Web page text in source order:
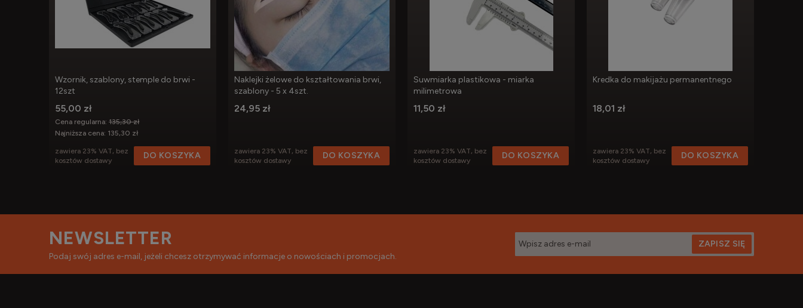
Wzornik, szablony, stemple do brwi -
12szt
55,00 zł
Cena regularna: 135,30 zł
Najniższa cena: 135,30 zł
zawiera 23% VAT, bez
kosztów dostawy
DO KOSZYKA
Naklejki żelowe do kształtowania brwi,
szablony - 5 x 4szt.
24,95 zł
zawiera 23% VAT, bez
kosztów dostawy
DO KOSZYKA
Suwmiarka plastikowa - miarka
milimetrowa
11,50 zł
zawiera 23% VAT, bez
kosztów dostawy
DO KOSZYKA
Kredka do makijażu permanentnego
18,01 zł
zawiera 23% VAT, bez
kosztów dostawy
DO KOSZYKA
NEWSLETTER
Podaj swój adres e-mail, jeżeli chcesz otrzymywać informacje o nowościach i promocjach.
ZAPISZ SIĘ